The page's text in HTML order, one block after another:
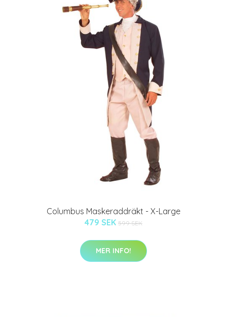
Columbus Maskeraddräkt - X-Large
479 SEK 599 SEK
MER INFO!